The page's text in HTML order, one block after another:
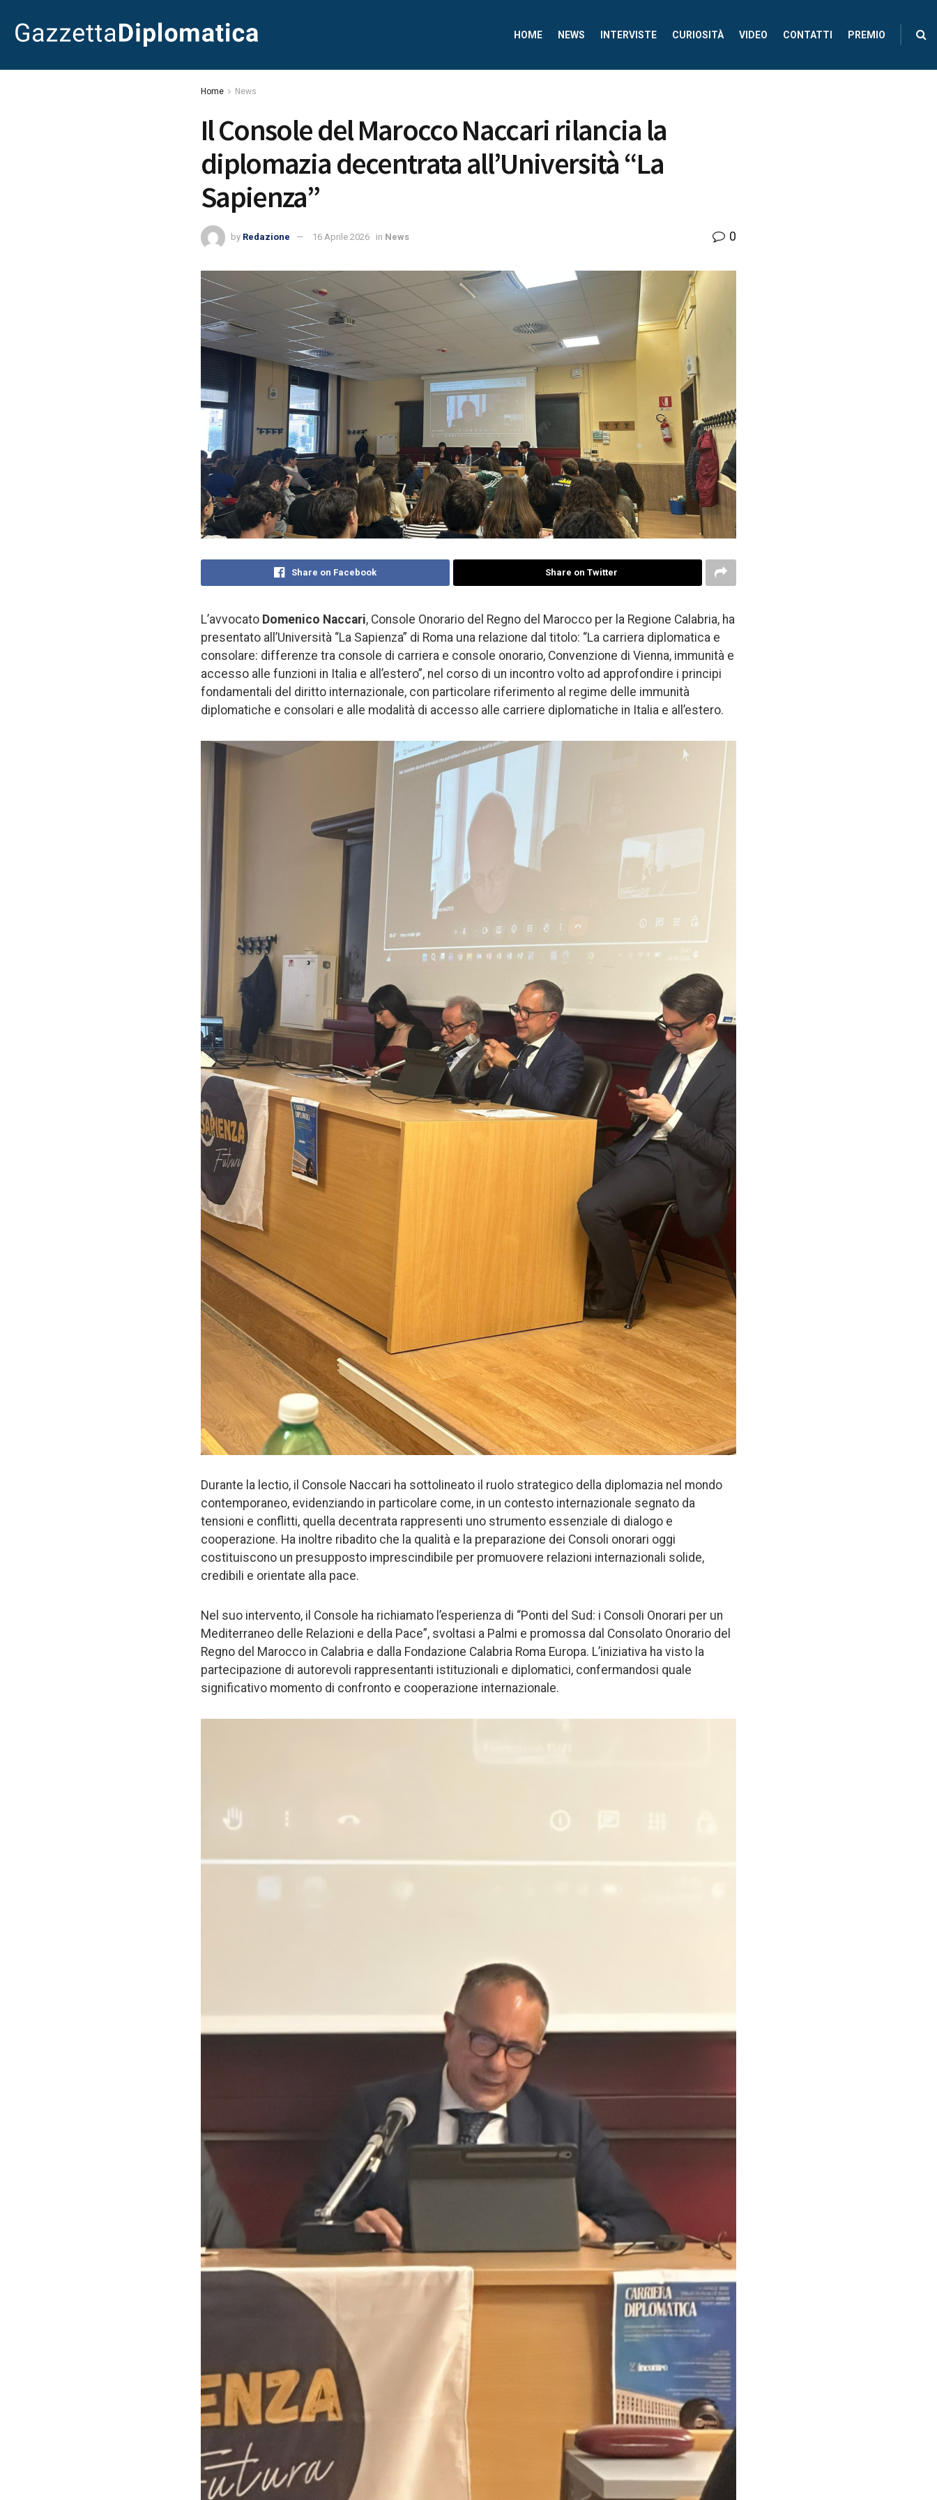
HOME NEWS INTERVISTE CURIOSITÀ VIDEO CONTATTI PREMIO
Home News
Il Console del Marocco Naccari rilancia la
diplomazia decentrata all’Università “La
Sapienza”
by Redazione 16 Aprile 2026 in News 0
Share on Facebook Share on Twitter
L’avvocato Domenico Naccari, Console Onorario del Regno del Marocco per la Regione Calabria, ha
presentato all’Università “La Sapienza” di Roma una relazione dal titolo: “La carriera diplomatica e
consolare: differenze tra console di carriera e console onorario, Convenzione di Vienna, immunità e
accesso alle funzioni in Italia e all’estero”, nel corso di un incontro volto ad approfondire i principi
fondamentali del diritto internazionale, con particolare riferimento al regime delle immunità
diplomatiche e consolari e alle modalità di accesso alle carriere diplomatiche in Italia e all’estero.
Durante la lectio, il Console Naccari ha sottolineato il ruolo strategico della diplomazia nel mondo
contemporaneo, evidenziando in particolare come, in un contesto internazionale segnato da
tensioni e conflitti, quella decentrata rappresenti uno strumento essenziale di dialogo e
cooperazione. Ha inoltre ribadito che la qualità e la preparazione dei Consoli onorari oggi
costituiscono un presupposto imprescindibile per promuovere relazioni internazionali solide,
credibili e orientate alla pace.
Nel suo intervento, il Console ha richiamato l’esperienza di “Ponti del Sud: i Consoli Onorari per un
Mediterraneo delle Relazioni e della Pace”, svoltasi a Palmi e promossa dal Consolato Onorario del
Regno del Marocco in Calabria e dalla Fondazione Calabria Roma Europa. L’iniziativa ha visto la
partecipazione di autorevoli rappresentanti istituzionali e diplomatici, confermandosi quale
significativo momento di confronto e cooperazione internazionale.